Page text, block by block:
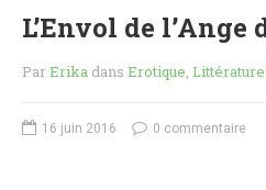
Dark Erotica
Développement Personnel
Dystopie
L’Envol de l’Ange
ParErika dans Erotique,
16 juin 2016 0 commentaire